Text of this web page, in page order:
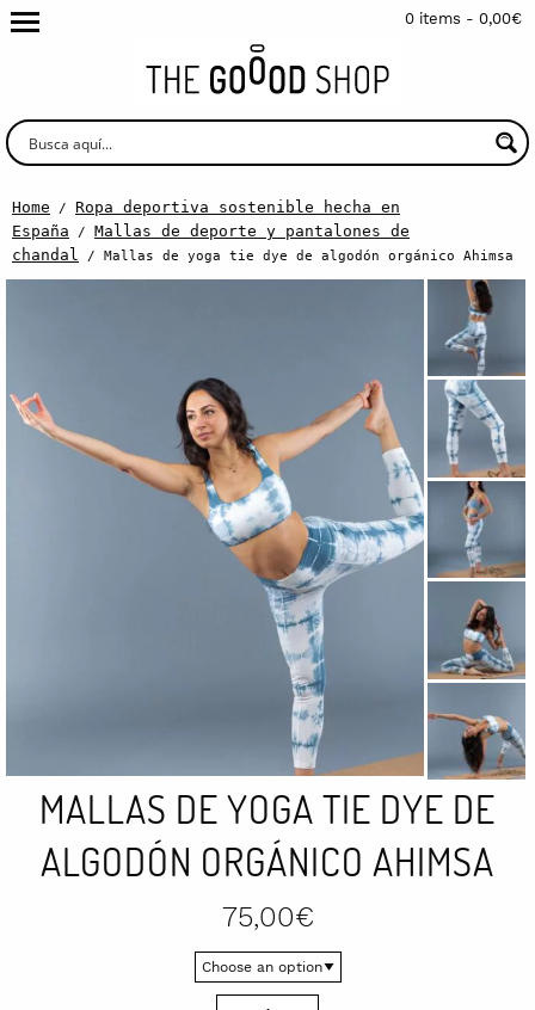
0 items - 0,00€
Home / Ropa deportiva sostenible hecha en
España / Mallas de deporte y pantalones de
chandal
/ Mallas de yoga tie dye de algodón orgánico Ahimsa
MALLAS DE YOGA TIE DYE DE
ALGODÓN ORGÁNICO AHIMSA
75,00€